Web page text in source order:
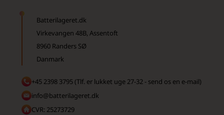
Batterilageret.dk
Virkevangen 48B, Assentoft
8960 Randers SØ
Danmark
+45 2398 3795 (Tlf. er lukket uge 27-32 - send os en e-mail)
info@batterilageret.dk
CVR: 25273729